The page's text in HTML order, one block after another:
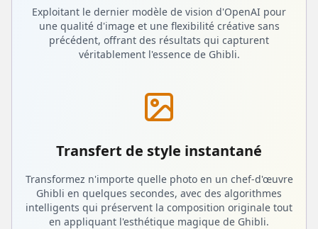
Exploitant le dernier modèle de vision d'OpenAI pour
une qualité d'image et une flexibilité créative sans
précédent, offrant des résultats qui capturent
véritablement l'essence de Ghibli.
Transfert de style instantané
Transformez n'importe quelle photo en un chef-d'œuvre
Ghibli en quelques secondes, avec des algorithmes
intelligents qui préservent la composition originale tout
en appliquant l'esthétique magique de Ghibli.